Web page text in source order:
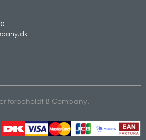
forbeholdt B Company.